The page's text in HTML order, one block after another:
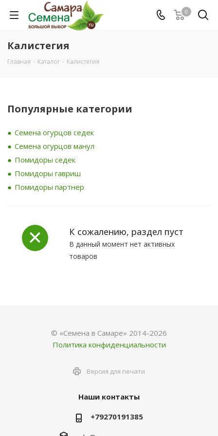
0
Калистегия
Главная - Каталог - Калистегия
Популярные категории
Семена огурцов седек
Семена огурцов манул
Помидоры седек
Помидоры гавриш
Помидоры партнер
К сожалению, раздел пуст
В данный момент нет активных
товаров
© «Семена в Самаре» 2014-2026
Политика конфиденциальности
Версия для печати
Наши контакты
+79270191385